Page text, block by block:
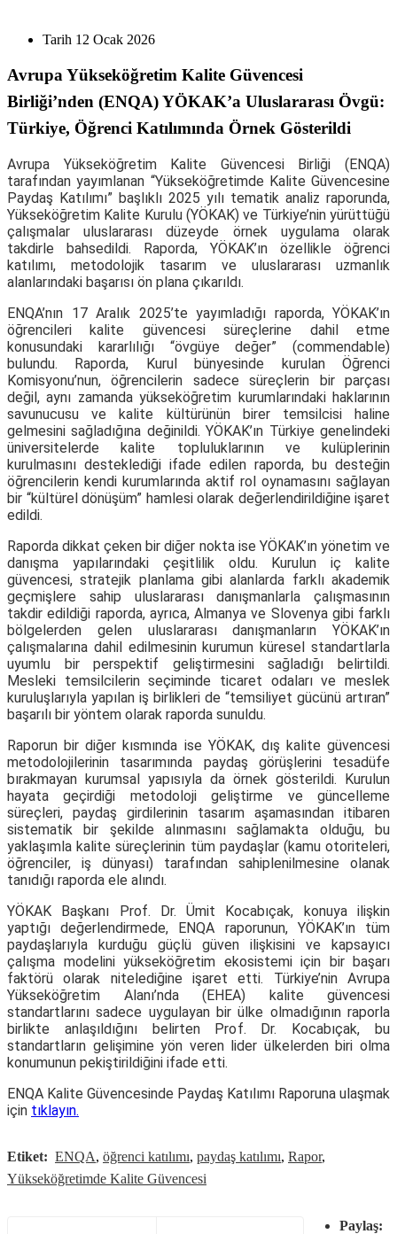
Tarih 12 Ocak 2026
Avrupa Yükseköğretim Kalite Güvencesi
Birliği’nden (ENQA) YÖKAK’a Uluslararası Övgü:
Türkiye, Öğrenci Katılımında Örnek Gösterildi
Avrupa Yükseköğretim Kalite Güvencesi Birliği (ENQA)
tarafından yayımlanan “Yükseköğretimde Kalite Güvencesine
Paydaş Katılımı” başlıklı 2025 yılı tematik analiz raporunda,
Yükseköğretim Kalite Kurulu (YÖKAK) ve Türkiye’nin yürüttüğü
çalışmalar uluslararası düzeyde örnek uygulama olarak
takdirle bahsedildi. Raporda, YÖKAK’ın özellikle öğrenci
katılımı, metodolojik tasarım ve uluslararası uzmanlık
alanlarındaki başarısı ön plana çıkarıldı.
ENQA’nın 17 Aralık 2025’te yayımladığı raporda, YÖKAK’ın
öğrencileri kalite güvencesi süreçlerine dahil etme
konusundaki kararlılığı “övgüye değer” (commendable)
bulundu. Raporda, Kurul bünyesinde kurulan Öğrenci
Komisyonu’nun, öğrencilerin sadece süreçlerin bir parçası
değil, aynı zamanda yükseköğretim kurumlarındaki haklarının
savunucusu ve kalite kültürünün birer temsilcisi haline
gelmesini sağladığına değinildi. YÖKAK’ın Türkiye genelindeki
üniversitelerde kalite topluluklarının ve kulüplerinin
kurulmasını desteklediği ifade edilen raporda, bu desteğin
öğrencilerin kendi kurumlarında aktif rol oynamasını sağlayan
bir “kültürel dönüşüm” hamlesi olarak değerlendirildiğine işaret
edildi.
Raporda dikkat çeken bir diğer nokta ise YÖKAK’ın yönetim ve
danışma yapılarındaki çeşitlilik oldu. Kurulun iç kalite
güvencesi, stratejik planlama gibi alanlarda farklı akademik
geçmişlere sahip uluslararası danışmanlarla çalışmasının
takdir edildiği raporda, ayrıca, Almanya ve Slovenya gibi farklı
bölgelerden gelen uluslararası danışmanların YÖKAK’ın
çalışmalarına dahil edilmesinin kurumun küresel standartlarla
uyumlu bir perspektif geliştirmesini sağladığı belirtildi.
Mesleki temsilcilerin seçiminde ticaret odaları ve meslek
kuruluşlarıyla yapılan iş birlikleri de “temsiliyet gücünü artıran”
başarılı bir yöntem olarak raporda sunuldu.
Raporun bir diğer kısmında ise YÖKAK, dış kalite güvencesi
metodolojilerinin tasarımında paydaş görüşlerini tesadüfe
bırakmayan kurumsal yapısıyla da örnek gösterildi. Kurulun
hayata geçirdiği metodoloji geliştirme ve güncelleme
süreçleri, paydaş girdilerinin tasarım aşamasından itibaren
sistematik bir şekilde alınmasını sağlamakta olduğu, bu
yaklaşımla kalite süreçlerinin tüm paydaşlar (kamu otoriteleri,
öğrenciler, iş dünyası) tarafından sahiplenilmesine olanak
tanıdığı raporda ele alındı.
YÖKAK Başkanı Prof. Dr. Ümit Kocabıçak, konuya ilişkin
yaptığı değerlendirmede, ENQA raporunun, YÖKAK’ın tüm
paydaşlarıyla kurduğu güçlü güven ilişkisini ve kapsayıcı
çalışma modelini yükseköğretim ekosistemi için bir başarı
faktörü olarak nitelediğine işaret etti. Türkiye’nin Avrupa
Yükseköğretim Alanı’nda (EHEA) kalite güvencesi
standartlarını sadece uygulayan bir ülke olmadığının raporla
birlikte anlaşıldığını belirten Prof. Dr. Kocabıçak, bu
standartların gelişimine yön veren lider ülkelerden biri olma
konumunun pekiştirildiğini ifade etti.
ENQA Kalite Güvencesinde Paydaş Katılımı Raporuna ulaşmak
için tıklayın.
Etiket: ENQA, öğrenci katılımı, paydaş katılımı, Rapor,
Yükseköğretimde Kalite Güvencesi
Paylaş: